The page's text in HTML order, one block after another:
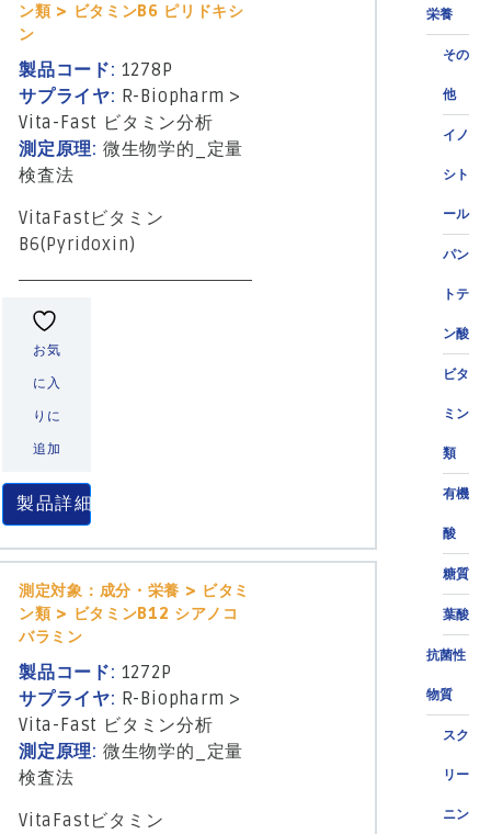
栄養
その
他
イノ
シト
ール
パン
トテ
ン酸
ビタ
ミン
類
有機
酸
糖質
葉酸
抗菌性
物質
スク
リー
ニン
ン類 > ビタミンB6 ピリドキシ
ン
製品コード: 1278P
サプライヤ: R-Biopharm >
Vita-Fast ビタミン分析
測定原理: 微生物学的_定量
検査法
VitaFastビタミン
B6(Pyridoxin)
お気
に入
りに
追加
製品詳細
測定対象：成分・栄養 > ビタミ
ン類 > ビタミンB12 シアノコ
バラミン
製品コード: 1272P
サプライヤ: R-Biopharm >
Vita-Fast ビタミン分析
測定原理: 微生物学的_定量
検査法
VitaFastビタミン